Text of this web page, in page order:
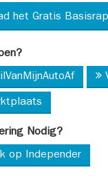
het Gratis
Nodig?
op Independer